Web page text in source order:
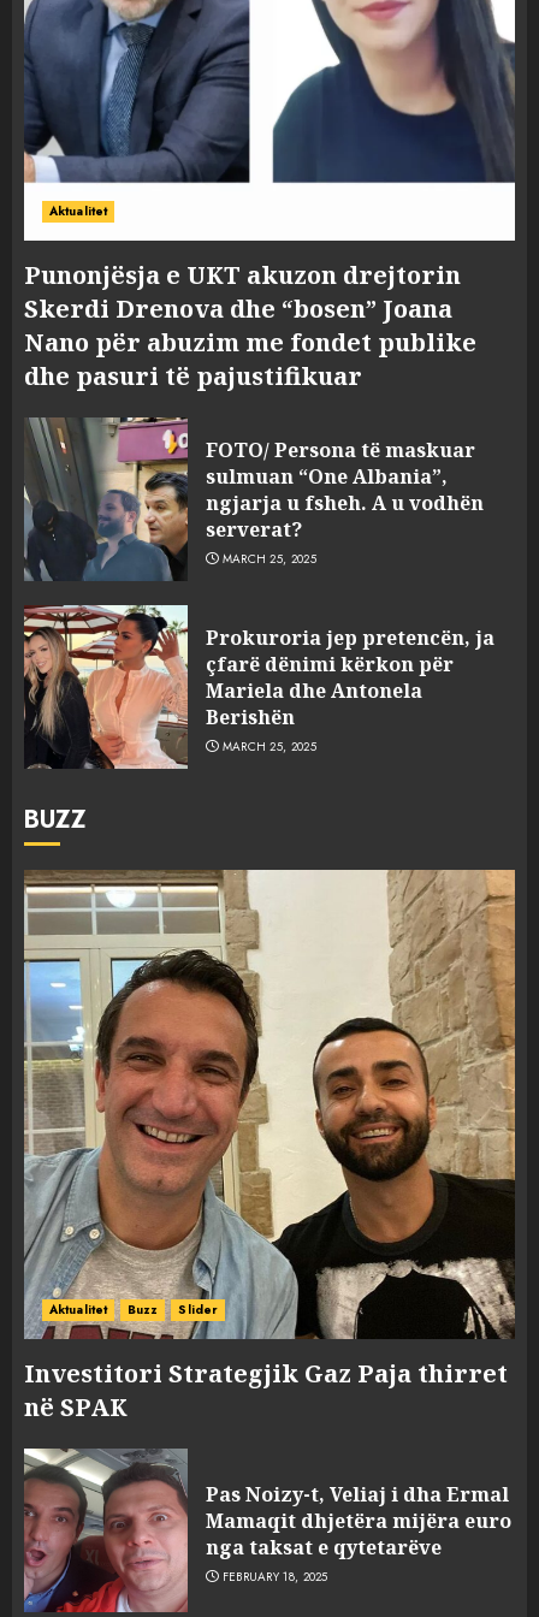
Aktualitet
Punonjësja e UKT akuzon drejtorin
Skerdi Drenova dhe “bosen” Joana
Nano për abuzim me fondet publike
dhe pasuri të pajustifikuar
FOTO/ Persona të maskuar
sulmuan “One Albania”,
ngjarja u fsheh. A u vodhën
serverat?
MARCH 25, 2025
Prokuroria jep pretencën, ja
çfarë dënimi kërkon për
Mariela dhe Antonela
Berishën
MARCH 25, 2025
BUZZ
Aktualitet Buzz Slider
Investitori Strategjik Gaz Paja thirret
në SPAK
Pas Noizy-t, Veliaj i dha Ermal
Mamaqit dhjetëra mijëra euro
nga taksat e qytetarëve
FEBRUARY 18, 2025